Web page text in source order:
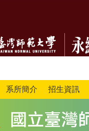
系所簡介 招生資訊